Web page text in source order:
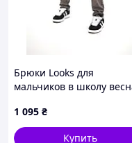
Брюки Looks для
мальчиков в школу
переплетенный ремень
158(р)
1 095 ₴
Купить